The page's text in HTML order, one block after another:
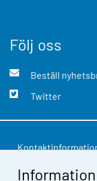
Följ oss
Beställ
Twitter
Respons